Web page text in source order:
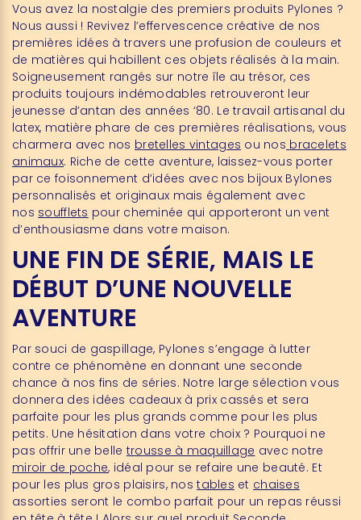
Vous avez la nostalgie des premiers produits Pylones ?
Nous aussi ! Revivez l’effervescence créative de nos
premières idées à travers une profusion de couleurs et
de matières qui habillent ces objets réalisés à la main.
Soigneusement rangés sur notre île au trésor, ces
produits toujours indémodables retrouveront leur
jeunesse d’antan des années ‘80. Le travail artisanal du
latex, matière phare de ces premières réalisations, vous
charmera avec nos bretelles vintages ou nos bracelets
animaux. Riche de cette aventure, laissez-vous porter
par ce foisonnement d’idées avec nos bijoux Bylones
personnalisés et originaux mais également avec
nos soufflets pour cheminée qui apporteront un vent
d’enthousiasme dans votre maison.
UNE FIN DE SÉRIE, MAIS LE
DÉBUT D’UNE NOUVELLE
AVENTURE
Par souci de gaspillage, Pylones s’engage à lutter
contre ce phénomène en donnant une seconde
chance à nos fins de séries. Notre large sélection vous
donnera des idées cadeaux à prix cassés et sera
parfaite pour les plus grands comme pour les plus
petits. Une hésitation dans votre choix ? Pourquoi ne
pas offrir une belle trousse à maquillage avec notre
miroir de poche, idéal pour se refaire une beauté. Et
pour les plus gros plaisirs, nostables et chaises
assorties seront le combo parfait pour un repas réussi